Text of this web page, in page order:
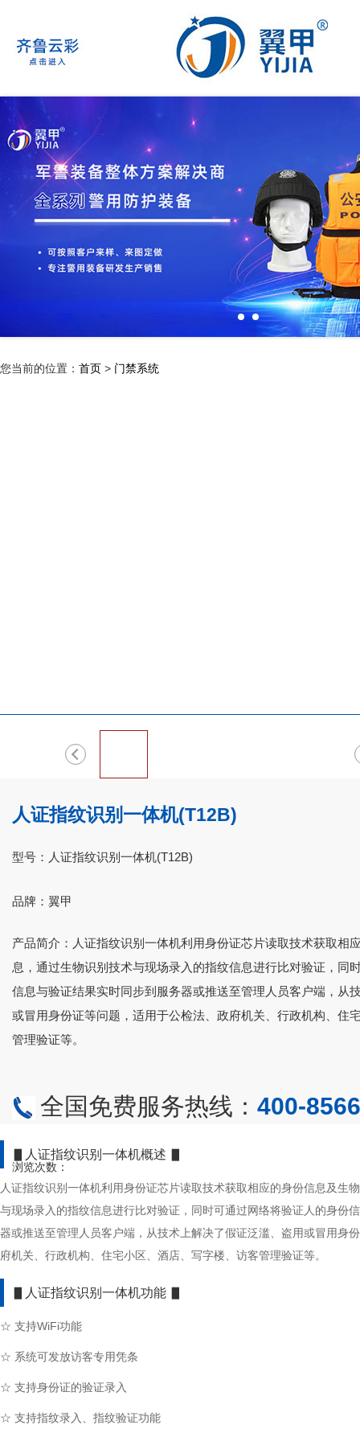
您当前的位置： 首页 > 门禁系统
人证指纹识别一体机(T12B)
型号：人证指纹识别一体机(T12B)
品牌：翼甲
产品简介：人证指纹识别一体机利用身份证芯片读取技术获取相
息，通过生物识别技术与现场录入的指纹信息进行比对验证，同
信息与验证结果实时同步到服务器或推送至管理人员客户端，从
或冒用身份证等问题，适用于公检法、政府机关、行政机构、住
管理验证等。
全国免费服务热线： 400-
浏览次数：
▋人证指纹识别一体机概述 ▋
人证指纹识别一体机利用身份证芯片读取技术获取相应的身份信息及生
与现场录入的指纹信息进行比对验证，同时可通过网络将验证人的身份
器或推送至管理人员客户端，从技术上解决了假证泛滥、盗用或冒用身
府机关、行政机构、住宅小区、酒店、写字楼、访客管理验证等。
▋人证指纹识别一体机功能 ▋
☆ 支持WiFi功能
☆ 系统可发放访客专用凭条
☆ 支持身份证的验证录入
☆ 支持指纹录入、指纹验证功能